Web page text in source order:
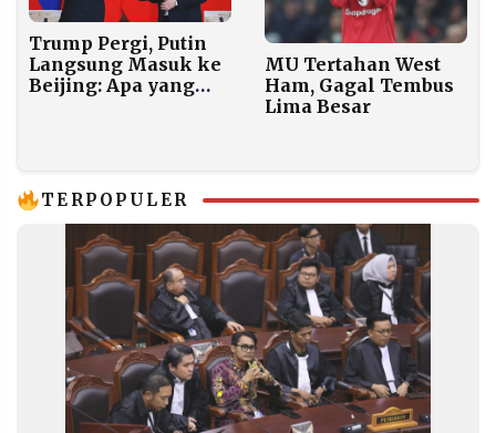
Trump Pergi, Putin
Langsung Masuk ke
Beijing: Apa yang
MU Tertahan West
Ham, Gagal Tembus
Lima Besar
TERPOPULER